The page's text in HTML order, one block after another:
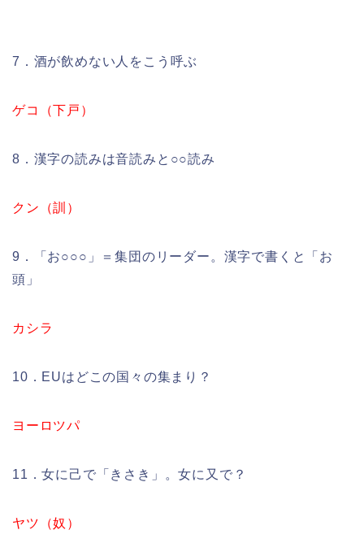
7．酒が飲めない人をこう呼ぶ
ゲコ（下戸）
8．漢字の読みは音読みと○○読み
クン（訓）
9．「お○○○」＝集団のリーダー。漢字で書くと「お
頭」
カシラ
10．EUはどこの国々の集まり？
ヨーロツパ
11．女に己で「きさき」。女に又で？
ヤツ（奴）